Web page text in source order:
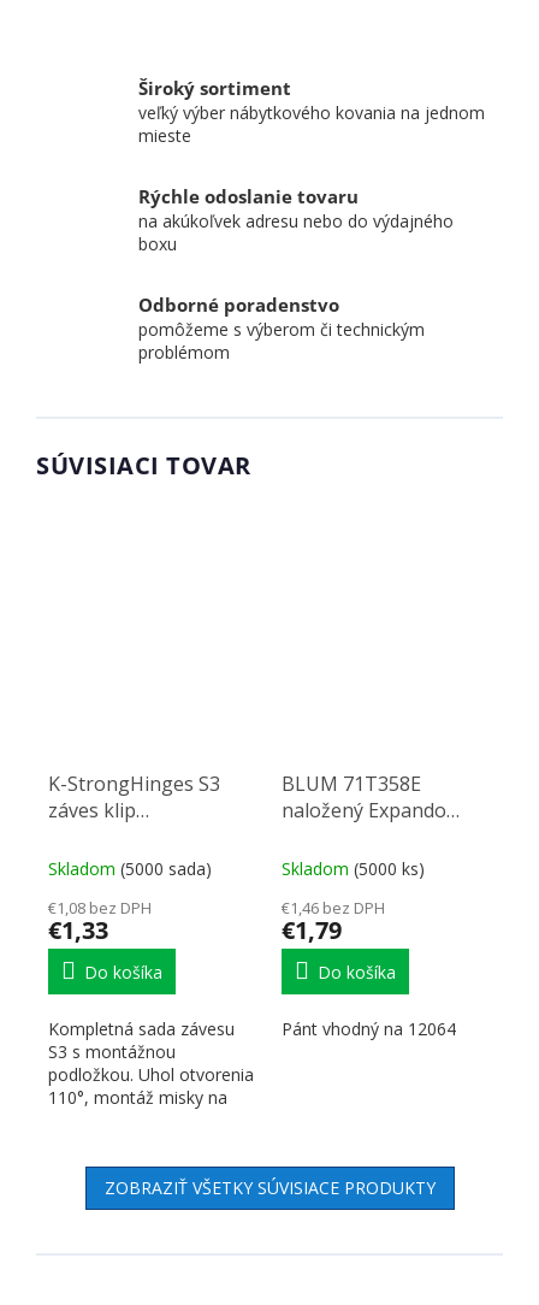
Široký sortiment
veľký výber nábytkového kovania na jednom
mieste
Rýchle odoslanie tovaru
na akúkoľvek adresu nebo do výdajného
boxu
Odborné poradenstvo
pomôžeme s výberom či technickým
problémom
SÚVISIACI TOVAR
K-StrongHinges S3
záves klip
tlmenie 110°, podložka
Skladom (5000 sada)
€1,08 bez DPH
€1,33
Do košíka
Kompletná sada závesu
S3 s montážnou
podložkou. Uhol otvorenia
110°, montáž misky na
BLUM 71T358E
naložený Expando
Skladom (5000 ks)
€1,46 bez DPH
€1,79
Do košíka
Pánt vhodný na 12064
ZOBRAZIŤ VŠETKY SÚVISIACE PRODUKTY